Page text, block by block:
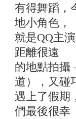
有得舞蹈，
地小角色，
就是QQ主
距離很遠
的地點拍攝
道），又碰
遇上了假期
們最後很幸